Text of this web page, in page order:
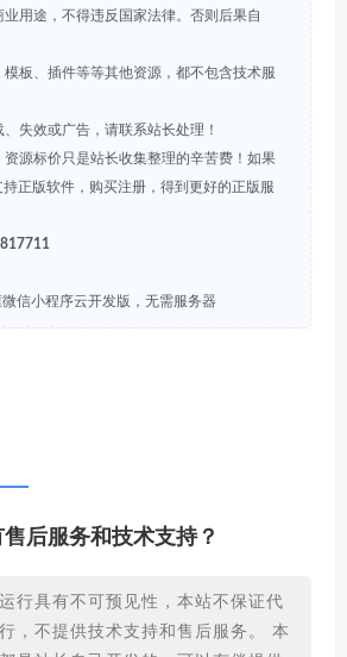
用途，不得违反国家法律。否则后果自
板、插件等等其他资源，都不包含技术服
失效或广告，请联系站长处理！
资源标价只是站长收集整理的辛苦费！如果
正版软件，购买注册，得到更好的正版服
信小程序云开发版，无需服务器
后服务和技术支持？
行具有不可预见性，本站不保证代
，不提供技术支持和售后服务。 本